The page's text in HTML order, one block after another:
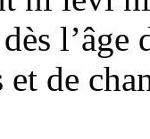
et de